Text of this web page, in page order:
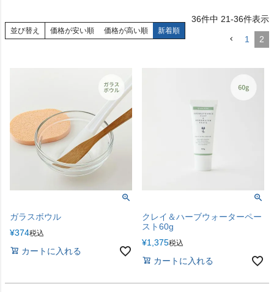
並び替え 価格が安い順 価格が高い順 新着順
36件中 21-36件表示
1 2
ガラスボウル
¥374税込
カートに入れる
クレイ＆ハーブウォーターペー
スト60g
¥1,375税込
カートに入れる